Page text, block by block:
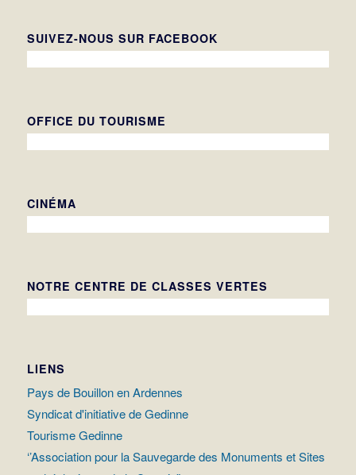
SUIVEZ-NOUS SUR FACEBOOK
OFFICE DU TOURISME
CINÉMA
NOTRE CENTRE DE CLASSES VERTES
LIENS
Pays de Bouillon en Ardennes
Syndicat d'initiative de Gedinne
Tourisme Gedinne
‘’Association pour la Sauvegarde des Monuments et Sites